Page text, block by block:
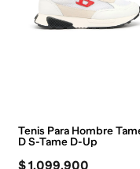
Tenis Para Hombre
D S-Tame D-Up
$1.099.900